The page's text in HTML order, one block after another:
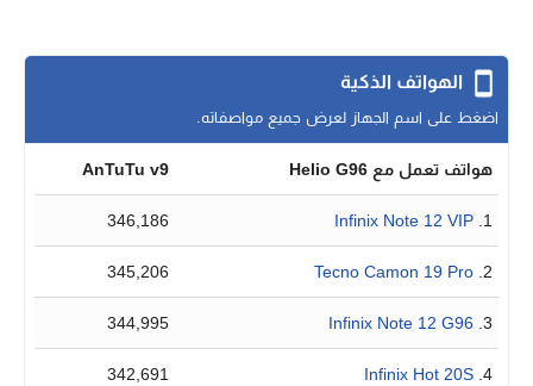
الهواتف الذكية
اضغط على اسم الجهاز لعرض جميع مواصفاته.
هواتف تعمل مع Helio G96 AnTuTu v9
1.
Infinix Note 12 VIP
346,186
2.
Tecno Camon 19 Pro
345,206
3.
Infinix Note 12 G96
344,995
4.
Infinix Hot 20S
342,691